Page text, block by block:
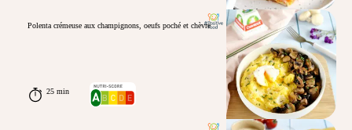
Polenta crémeuse aux champignons, oeufs poché et chèvre
25 min